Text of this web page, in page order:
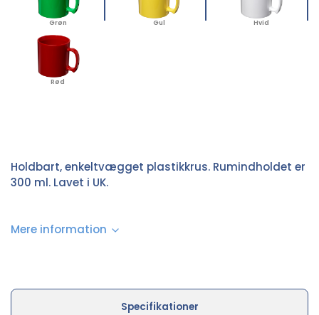
Grøn Gul Hvid
Rød
Holdbart, enkeltvægget plastikkrus. Rumindholdet er
300 ml. Lavet i UK.
Mere information
Specifikationer